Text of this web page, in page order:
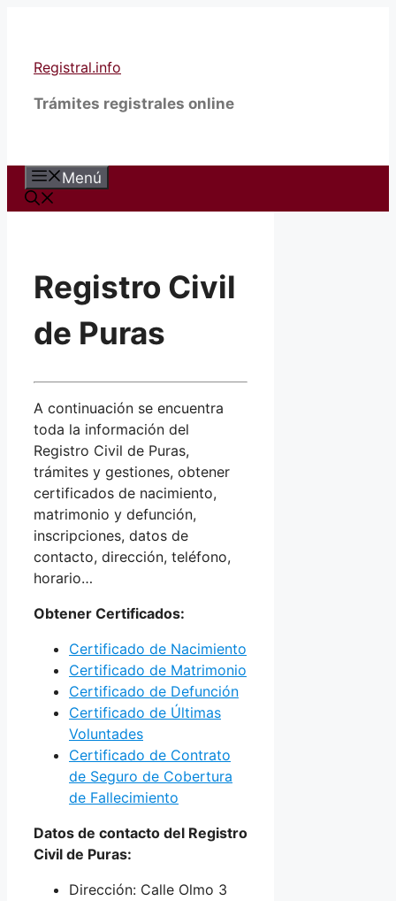
contenido
Registral.info
Trámites registrales online
Menú
Registro Civil
de Puras
A continuación se encuentra
toda la información del
Registro Civil de Puras,
trámites y gestiones, obtener
certificados de nacimiento,
matrimonio y defunción,
inscripciones, datos de
contacto, dirección, teléfono,
horario…
Obtener Certificados:
Certificado de Nacimiento
Certificado de Matrimonio
Certificado de Defunción
Certificado de Últimas
Voluntades
Certificado de Contrato
de Seguro de Cobertura
de Fallecimiento
Datos de contacto del Registro
Civil de Puras:
Dirección: Calle Olmo 3